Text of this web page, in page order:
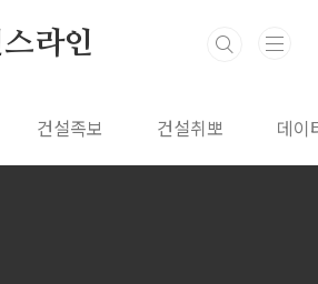
라인
건설족보 건설취뽀 데이